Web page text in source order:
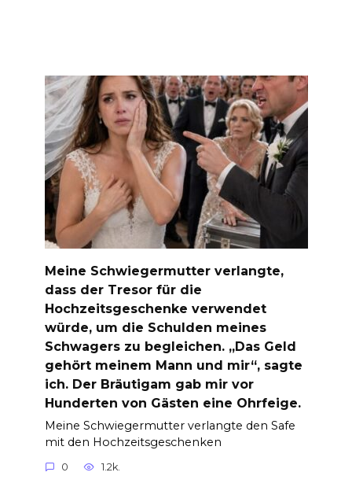
Meine Schwiegermutter verlangte,
dass der Tresor für die
Hochzeitsgeschenke verwendet
würde, um die Schulden meines
Schwagers zu begleichen. „Das Geld
gehört meinem Mann und mir“, sagte
ich. Der Bräutigam gab mir vor
Hunderten von Gästen eine Ohrfeige.
Meine Schwiegermutter verlangte den Safe
mit den Hochzeitsgeschenken
0 1.2k.